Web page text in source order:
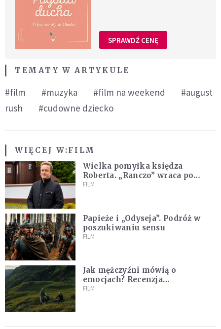
SPRAWDŹ CENĘ
TEMATY W ARTYKULE
#film #muzyka #film na weekend
#august
rush
#cudowne dziecko
WIĘCEJ W:FILM
Wielka pomyłka księdza
Roberta. „Ranczo” wraca po
latach
FILM
Papieże i „Odyseja”. Podróż w
poszukiwaniu sensu
FILM
Jak mężczyźni mówią o
emocjach? Recenzja
najnowszego filmu Barta
FILM